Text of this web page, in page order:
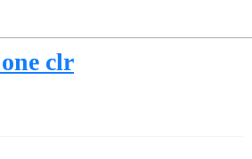
clr